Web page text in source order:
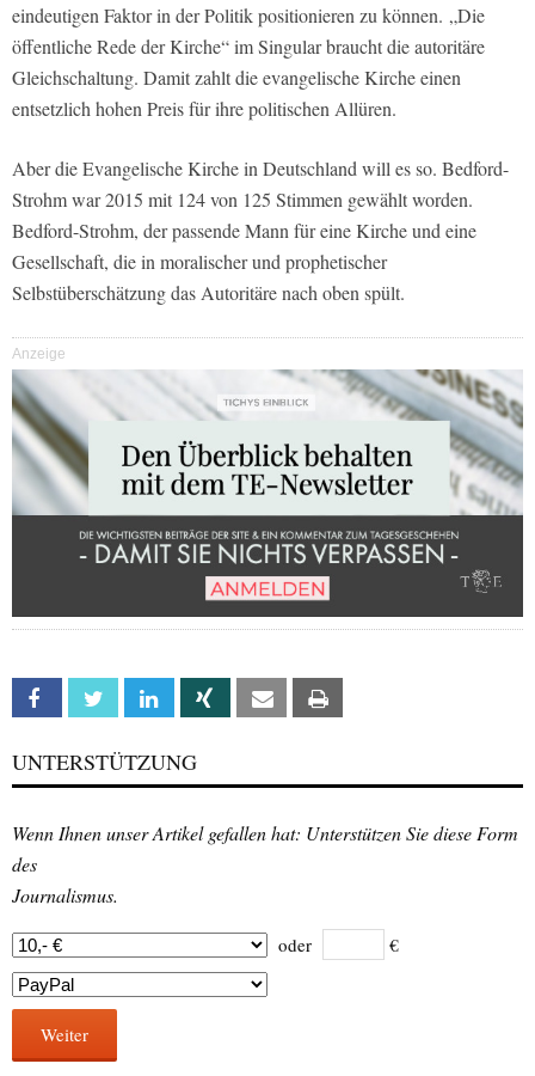
eindeutigen Faktor in der Politik positionieren zu können. „Die
öffentliche Rede der Kirche“ im Singular braucht die autoritäre
Gleichschaltung. Damit zahlt die evangelische Kirche einen
entsetzlich hohen Preis für ihre politischen Allüren.
Aber die Evangelische Kirche in Deutschland will es so. Bedford-
Strohm war 2015 mit 124 von 125 Stimmen gewählt worden.
Bedford-Strohm, der passende Mann für eine Kirche und eine
Gesellschaft, die in moralischer und prophetischer
Selbstüberschätzung das Autoritäre nach oben spült.
Anzeige
Facebook Twitter Linkedin Xing Email
UNTERSTÜTZUNG
Wenn Ihnen unser Artikel gefallen hat: Unterstützen Sie diese Form
des
Journalismus.
oder €
Weiter